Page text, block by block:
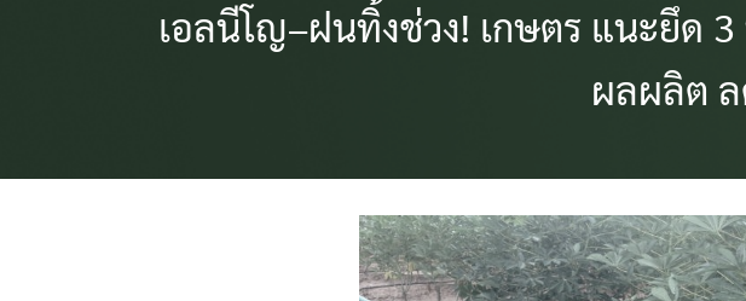
เอลนีโญ–ฝนทิ้งช่วง! เกษตร แนะยึด
ผลผลิต ล